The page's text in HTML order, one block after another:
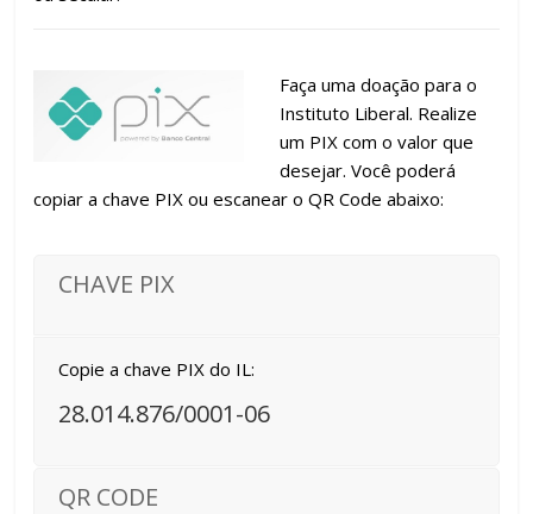
Faça uma doação para o
Instituto Liberal. Realize
um PIX com o valor que
desejar. Você poderá
copiar a chave PIX ou escanear o QR Code abaixo:
CHAVE PIX
Copie a chave PIX do IL:
28.014.876/0001-06
QR CODE